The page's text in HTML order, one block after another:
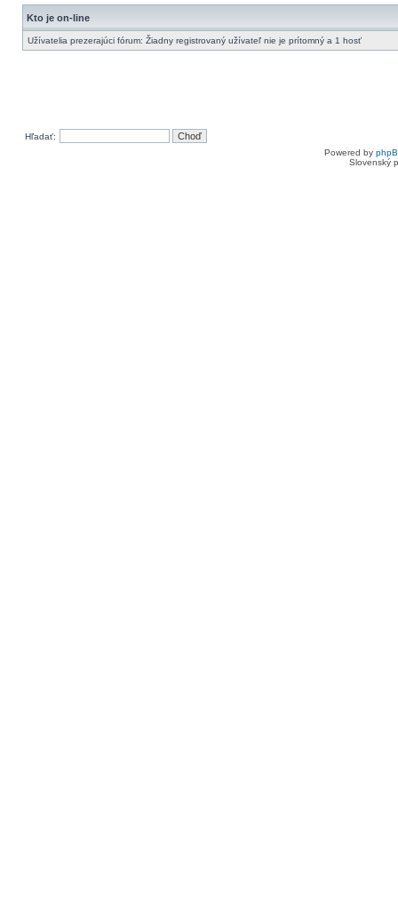
Kto je on-line
Užívatelia prezerajúci fórum: Žiadny registrovaný užívateľ nie je prítomný a 1 hosť
Hľadať:
Powered by
Slovenský